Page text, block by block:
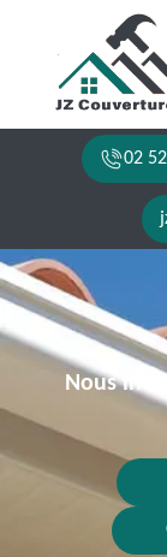
02
Nous